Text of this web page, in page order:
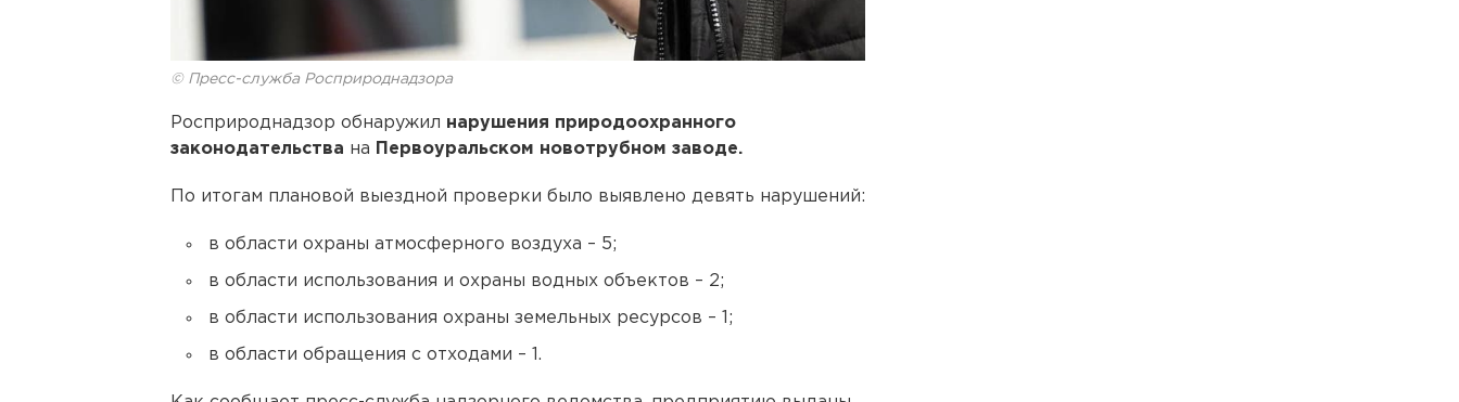
© Пресс-служба Росприроднадзора
Росприроднадзор обнаружил нарушения природоохранного
законодательства на Первоуральском новотрубном заводе.
По итогам плановой выездной проверки было выявлено девять нарушений:
в области охраны атмосферного воздуха – 5;
в области использования и охраны водных объектов – 2;
в области использования охраны земельных ресурсов – 1;
в области обращения с отходами – 1.